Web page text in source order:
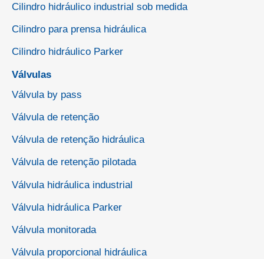
Cilindro hidráulico industrial sob medida
Cilindro para prensa hidráulica
Cilindro hidráulico Parker
Válvulas
Válvula by pass
Válvula de retenção
Válvula de retenção hidráulica
Válvula de retenção pilotada
Válvula hidráulica industrial
Válvula hidráulica Parker
Válvula monitorada
Válvula proporcional hidráulica